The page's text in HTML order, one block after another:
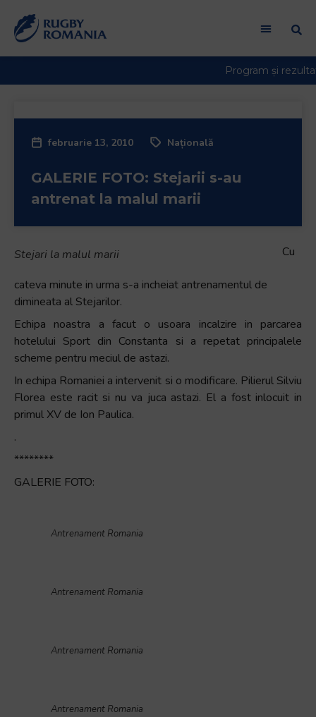
februarie 13, 2010 Națională
GALERIE FOTO: Stejarii s-au
antrenat la malul marii
Stejari la malul marii Cu
cateva minute in urma s-a incheiat antrenamentul de
dimineata al Stejarilor.
Echipa noastra a facut o usoara incalzire in parcarea
hotelului Sport din Constanta si a repetat principalele
scheme pentru meciul de astazi.
In echipa Romaniei a intervenit si o modificare. Pilierul Silviu
Florea este racit si nu va juca astazi. El a fost inlocuit in
primul XV de Ion Paulica.
.
********
GALERIE FOTO:
Antrenament Romania
Antrenament Romania
Antrenament Romania
Antrenament Romania